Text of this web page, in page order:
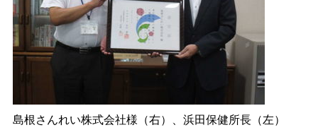
島根さんれい株式会社様（右）、浜田保健所長（左）